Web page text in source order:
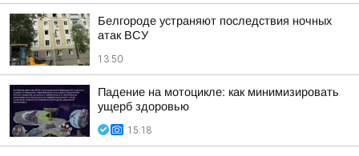
Белгороде устраняют последствия ночных
атак ВСУ
13:50
Падение на мотоцикле: как минимизировать
ущерб здоровью
15:18